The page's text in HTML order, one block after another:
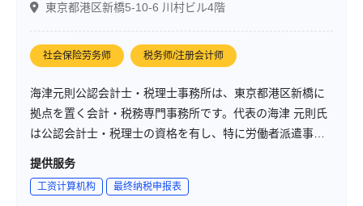
東京都港区新橋5-10-6 川村ビル4階
社会保险劳务师 税务师/注册会计师
海津元則公認会計士・税理士事務所は、東京都港区新橋に
拠点を置く会計・税務専門事務所です。代表の海津 元則氏
は公認会計士・税理士の資格を有し、特に労働者派遣事
業・有料職業紹介事業に関わる監査証明をはじめ、起業支
掛けています。
提供服务
工资计算机构 最终纳税申报表